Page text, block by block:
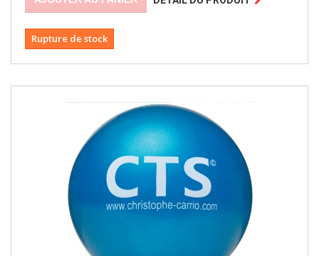
Rupture de stock